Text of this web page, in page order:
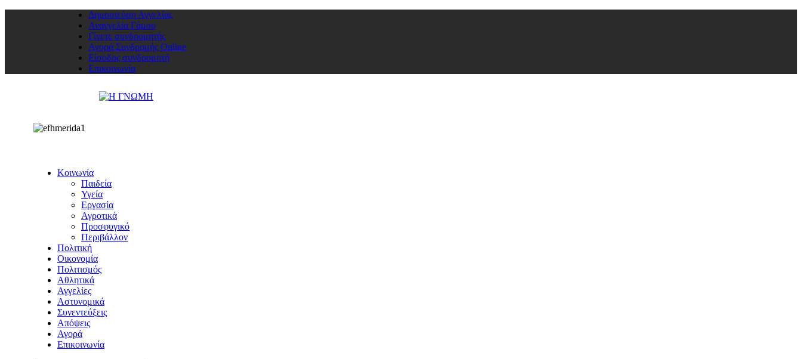
Δημοσιεύση Αγγελίας
Αναγγελία Γάμου
Γίνετε συνδρομητής
Αγορά Συνδρομής Online
Είσοδος συνδρομητή
Επικοινωνία
Κοινωνία
Παιδεία
Υγεία
Εργασία
Αγροτικά
Προσφυγικό
Περιβάλλον
Πολιτική
Οικονομία
Πολιτισμός
Αθλητικά
Αγγελίες
Αστυνομικά
Συνεντεύξεις
Απόψεις
Αγορά
Επικοινωνία